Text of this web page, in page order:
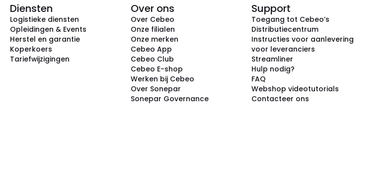
Diensten
Logistieke diensten
Opleidingen & Events
Herstel en garantie
Koperkoers
Tariefwijzigingen
Over ons
Over Cebeo
Onze filialen
Onze merken
Cebeo App
Cebeo Club
Cebeo E-shop
Werken bij Cebeo
Over Sonepar
Sonepar Governance
Support
Toegang tot Cebeo’s
Distributiecentrum
Instructies voor aanlevering
voor leveranciers
Streamliner
Hulp nodig?
FAQ
Webshop videotutorials
Contacteer ons